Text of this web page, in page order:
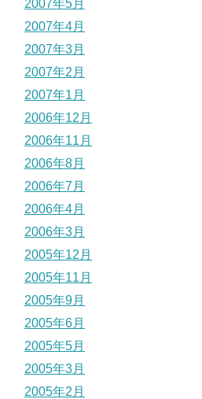
2007年5月
2007年4月
2007年3月
2007年2月
2007年1月
2006年12月
2006年11月
2006年8月
2006年7月
2006年4月
2006年3月
2005年12月
2005年11月
2005年9月
2005年6月
2005年5月
2005年3月
2005年2月